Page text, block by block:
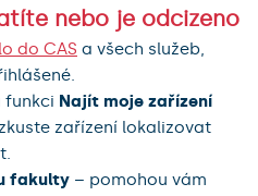
nebo je odcizeno
do CAS a všech služeb,
funkci Najít moje zařízení
, zkuste zařízení lokalizovat
fakulty – pomohou vám